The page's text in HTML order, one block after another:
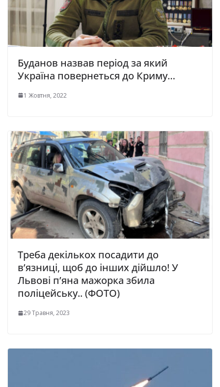
Буданов назвав період за який
Україна повернеться до Криму…
1 Жовтня, 2022
Треба декількох посадити до
в’язниці, щоб до інших дійшло! У
Львові п’яна мажорка збила
поліцейську.. (ФОТО)
29 Травня, 2023